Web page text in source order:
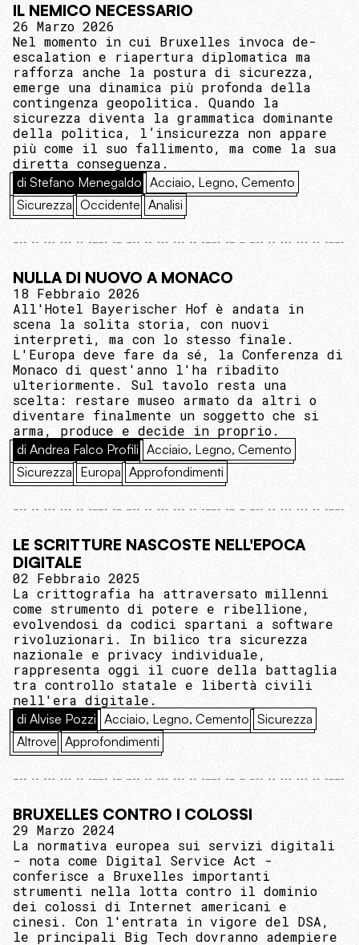
IL NEMICO NECESSARIO
26 Marzo 2026
Nel momento in cui Bruxelles invoca de-
escalation e riapertura diplomatica ma
rafforza anche la postura di sicurezza,
emerge una dinamica più profonda della
contingenza geopolitica. Quando la
sicurezza diventa la grammatica dominante
della politica, l’insicurezza non appare
più come il suo fallimento, ma come la sua
diretta conseguenza.
di Stefano Menegaldo Acciaio, Legno, Cemento
Sicurezza Occidente Analisi
NULLA DI NUOVO A MONACO
18 Febbraio 2026
All'Hotel Bayerischer Hof è andata in
scena la solita storia, con nuovi
interpreti, ma con lo stesso finale.
L'Europa deve fare da sé, la Conferenza di
Monaco di quest'anno l'ha ribadito
ulteriormente. Sul tavolo resta una
scelta: restare museo armato da altri o
diventare finalmente un soggetto che si
arma, produce e decide in proprio.
di Andrea Falco Profili Acciaio, Legno, Cemento
Sicurezza Europa Approfondimenti
LE SCRITTURE NASCOSTE NELL'EPOCA
DIGITALE
02 Febbraio 2025
La crittografia ha attraversato millenni
come strumento di potere e ribellione,
evolvendosi da codici spartani a software
rivoluzionari. In bilico tra sicurezza
nazionale e privacy individuale,
rappresenta oggi il cuore della battaglia
tra controllo statale e libertà civili
nell'era digitale.
di Alvise Pozzi Acciaio, Legno, Cemento Sicurezza
Altrove Approfondimenti
BRUXELLES CONTRO I COLOSSI
29 Marzo 2024
La normativa europea sui servizi digitali
- nota come Digital Service Act -
conferisce a Bruxelles importanti
strumenti nella lotta contro il dominio
dei colossi di Internet americani e
cinesi. Con l'entrata in vigore del DSA,
le principali Big Tech dovranno adempiere